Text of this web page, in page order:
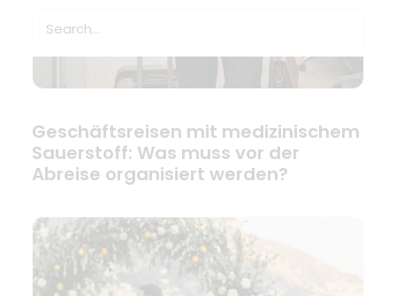
Geschäftsreisen mit medizinischem
Sauerstoff: Was muss vor der
Abreise organisiert werden?